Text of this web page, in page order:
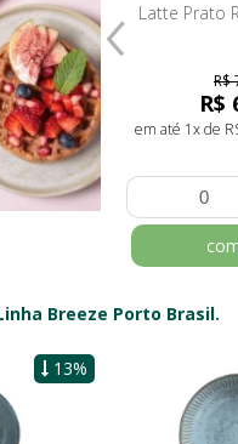
22,5cm
sem juros
Latte Prato
R$
R$
em até 1x de
Breeze Porto Brasil.
13%